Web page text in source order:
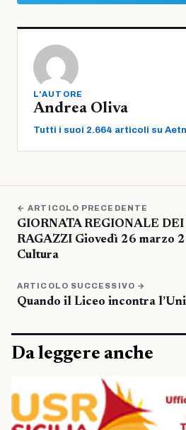
L'AUTORE
Andrea Oliva
Tutti i suoi 2.664 articoli su
← ARTICOLO PRECEDENTE
GIORNATA REGIONALE
RAGAZZI Giovedì 26 marzo
Cultura
ARTICOLO SUCCESSIVO →
Quando il Liceo incontra
Da leggere anche